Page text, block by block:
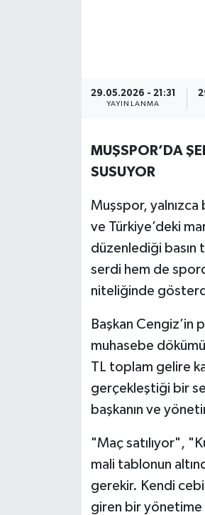
29.05.2026 - 21:31
YAYINLANMA
MUŞSPOR’DA
SUSUYOR
Muşspor,
ve Türkiye’deki
düzenlediği basın
serdi hem de
niteliğinde
Başkan Cengiz’in
muhasebe
TL toplam gelire
gerçekleştiği bir
başkanın ve
"Maç satılıyor",
mali tablonun
gerekir. Kendi
giren bir yönetime
Kültür Sanat